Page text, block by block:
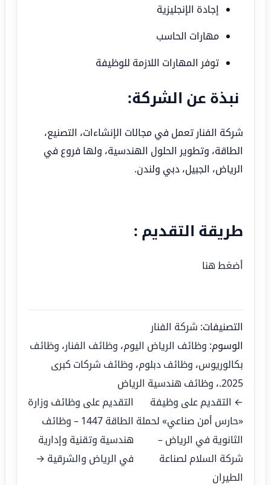
إجادة الإنجليزية
مهارات الحاسب
توفر المهارات اللازمة للوظيفة
نبذة عن الشركة:
شركة الفنار تعمل في مجالات الإنشاءات، التصنيع،
الطاقة، وتطوير الحلول الهندسية، ولها فروع في
الرياض، الجبيل، دبي ولندن.
طريقة التقديم :
أضغط هنا
التصنيفات: شركة الفنار
الوسوم: وظائف الرياض اليوم، وظائف الفنار، وظائف
بكالوريوس، وظائف دبلوم، وظائف شركات كبرى
2025. ، وظائف هندسية الرياض
← التقديم على وظيفة
«حارس أمن صناعي» لحملة
الثانوية في الرياض –
شركة السلام لصناعة
الطيران
التقديم على وظائف وزارة
الطاقة 1447 – وظائف
هندسية وتقنية وإدارية
في الرياض والشرقية →